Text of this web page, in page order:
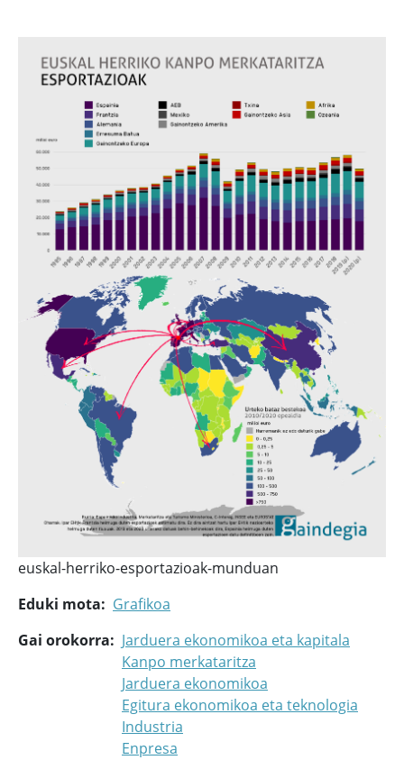
euskal-herriko-esportazioak-munduan
Eduki mota
Grafikoa
Gai orokorra
Jarduera ekonomikoa eta kapitala
Kanpo merkataritza
Jarduera ekonomikoa
Egitura ekonomikoa eta teknologia
Industria
Enpresa